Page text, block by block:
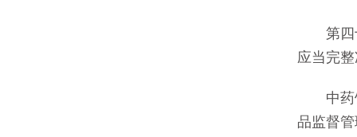
第四十
应当完
中药饮
品监督